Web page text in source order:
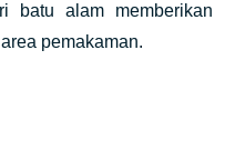
batu alam memberikan
pemakaman.